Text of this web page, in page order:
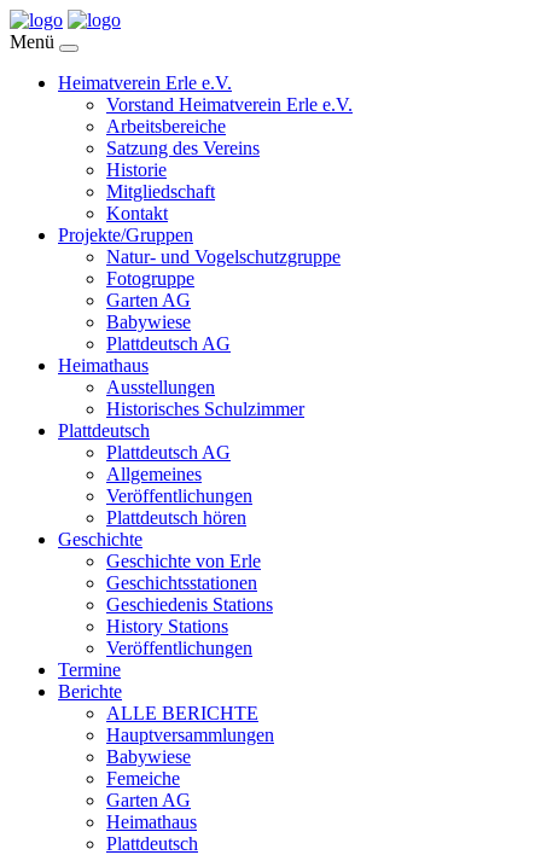
Menü
Heimatverein Erle e.V.
Vorstand Heimatverein Erle e.V.
Arbeitsbereiche
Satzung des Vereins
Historie
Mitgliedschaft
Kontakt
Projekte/Gruppen
Natur- und Vogelschutzgruppe
Fotogruppe
Garten AG
Babywiese
Plattdeutsch AG
Heimathaus
Ausstellungen
Historisches Schulzimmer
Plattdeutsch
Plattdeutsch AG
Allgemeines
Veröffentlichungen
Plattdeutsch hören
Geschichte
Geschichte von Erle
Geschichtsstationen
Geschiedenis Stations
History Stations
Veröffentlichungen
Termine
Berichte
ALLE BERICHTE
Hauptversammlungen
Babywiese
Femeiche
Garten AG
Heimathaus
Plattdeutsch